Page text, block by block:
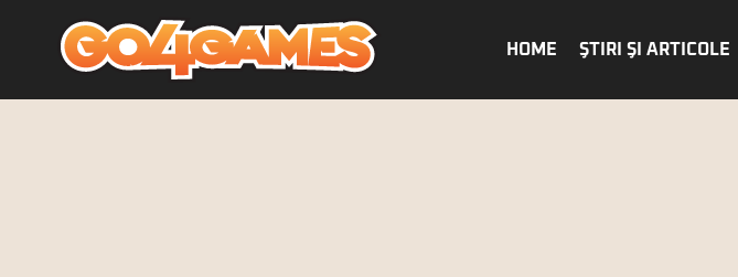
HOME ŞTIRI ŞI ARTICOLE